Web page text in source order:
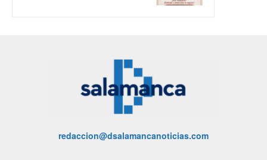
redaccion@dsalamancanoticias.com